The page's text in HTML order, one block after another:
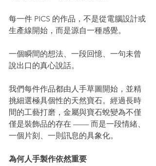
每一件 PICS 的作品，不是從電腦設計或
生產線開始，而是源自一種感覺。
一個瞬間的想法、一段回憶、一句未曾
說出口的真心說話。
我們每件作品都由人手草圖開始，並精
挑細選極具個性的天然寶石。經過長時
間的工藝打磨，金屬與寶石蛻變為不僅
僅是裝飾品的存在 —— 而是一段情緒、
一個片刻、一則訊息的具象化。
為何人手製作依然重要